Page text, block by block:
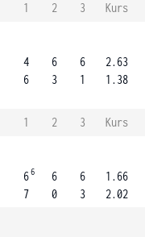
1 2 3
Kurs
4
6
6
3
6
1
2.63
1.38
1 2 3
Kurs
66
7
6
0
6
3
1.66
2.02